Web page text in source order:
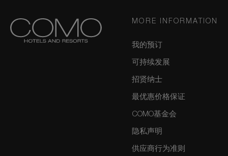
MORE INFORMATION
我的预订
可持续发展
招贤纳士
最优惠价格保证
COMO基金会
隐私声明
供应商行为准则